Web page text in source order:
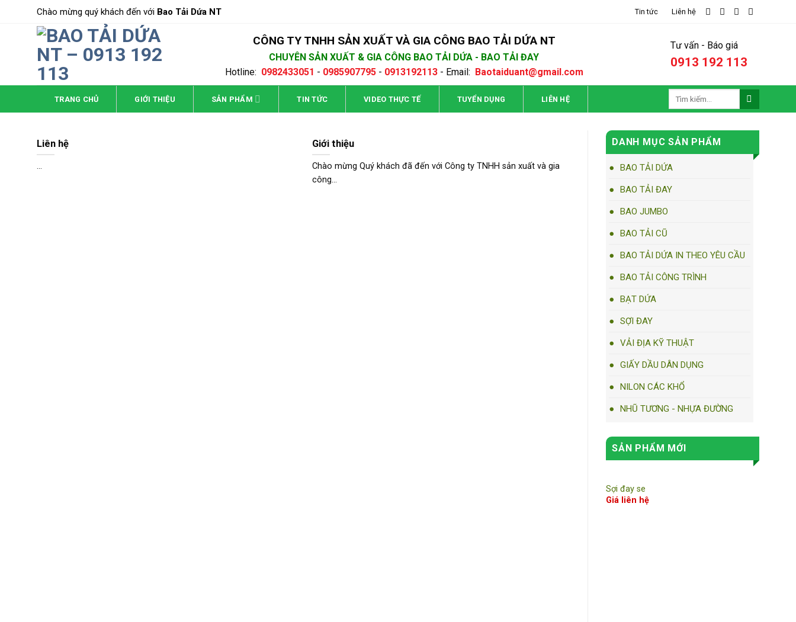
Chào mừng quý khách đến với Bao Tải Dứa NT Tin tức Liên hệ
CÔNG TY TNHH SẢN XUẤT VÀ GIA CÔNG BAO TẢI DỨA NT
CHUYÊN SẢN XUẤT & GIA CÔNG BAO TẢI DỨA - BAO TẢI ĐAY
Hotline: 0982433051 - 0985907795 - 0913192113- Email: Baotaiduant@gmail.com
Tư vấn - Báo giá
0913 192 113
TRANG CHỦ GIỚI THIỆU SẢN PHẨM TIN TỨC VIDEO THỰC TẾ TUYỂN DỤNG LIÊN HỆ
Liên hệ
...
Giới thiệu
Chào mừng Quý khách đã đến với Công ty TNHH sản xuất và gia
công...
DANH MỤC SẢN PHẨM
BAO TẢI DỨA
BAO TẢI ĐAY
BAO JUMBO
BAO TẢI CŨ
BAO TẢI DỨA IN THEO YÊU CẦU
BAO TẢI CÔNG TRÌNH
BẠT DỨA
SỢI ĐAY
VẢI ĐỊA KỸ THUẬT
GIẤY DẦU DÂN DỤNG
NILON CÁC KHỔ
NHŨ TƯƠNG - NHỰA ĐƯỜNG
SẢN PHẨM MỚI
Sợi đay se
Giá liên hệ